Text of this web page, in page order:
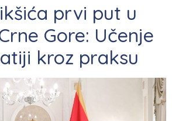
prvi put u
Gore: Učenje
kroz praksu